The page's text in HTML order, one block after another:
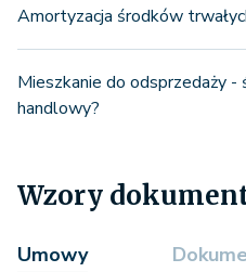
Amortyzacja środków
Mieszkanie do odsprzedaży
handlowy?
Wzory
Umowy